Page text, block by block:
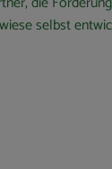
selbst